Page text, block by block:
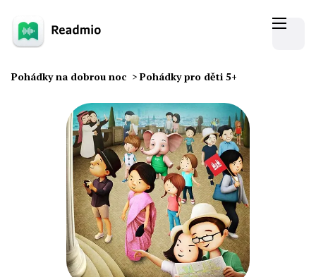
Pohádky na dobrou noc > Pohádky pro děti 5+